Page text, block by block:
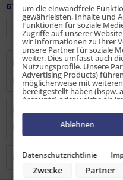
GTIN / EAN:
Beschreibung
mehr
Bewertungen
0
Bewertungen lesen,
Kunden haben sich
um die einwandfreie
gewährleisten, Inhalte und
Funktionen für soziale
Zugriffe auf unserer
wir Informationen zu Ihrer
unsere Partner für soziale
weiter. Dies umfasst auch
Nutzungsprofile. Unsere
Advertising Products)
möglicherweise mit
bereitgestellt haben (bspw.
Accounts) oder welche sie
Dienste gesammelt haben
Geräte). Ihre Einwilligung
können Sie jederzeit
Datenschutz-Button links
Zwecke der
Speichern von oder Zugriff
Datenschutzrichtlinie
Zwecke Partner
Ablehnen